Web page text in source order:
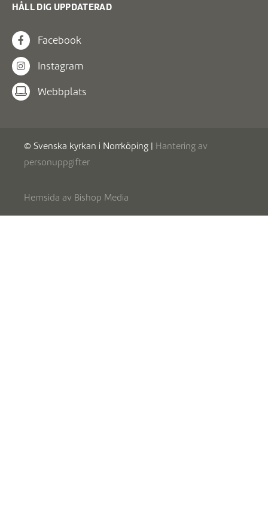
HÅLL DIG UPPDATERAD
Facebook
Instagram
Webbplats
© Svenska kyrkan i Norrköping | Hantering av
personuppgifter
Hemsida av Bishop Media